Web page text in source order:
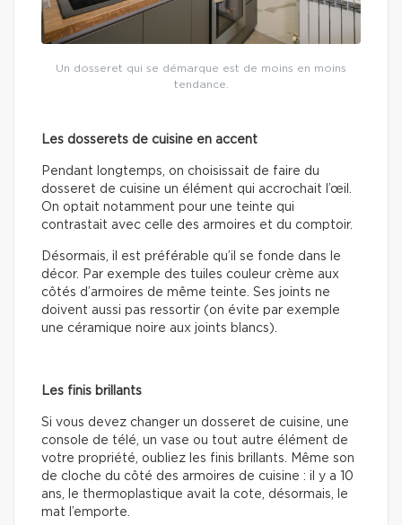
Un dosseret qui se démarque est de moins en moins
tendance.
Les dosserets de cuisine en accent
Pendant longtemps, on choisissait de faire du
dosseret de cuisine un élément qui accrochait l’œil.
On optait notamment pour une teinte qui
contrastait avec celle des armoires et du comptoir.
Désormais, il est préférable qu’il se fonde dans le
décor. Par exemple des tuiles couleur crème aux
côtés d’armoires de même teinte. Ses joints ne
doivent aussi pas ressortir (on évite par exemple
une céramique noire aux joints blancs).
Les finis brillants
Si vous devez changer un dosseret de cuisine, une
console de télé, un vase ou tout autre élément de
votre propriété, oubliez les finis brillants. Même son
de cloche du côté des armoires de cuisine : il y a 10
ans, le thermoplastique avait la cote, désormais, le
mat l’emporte.